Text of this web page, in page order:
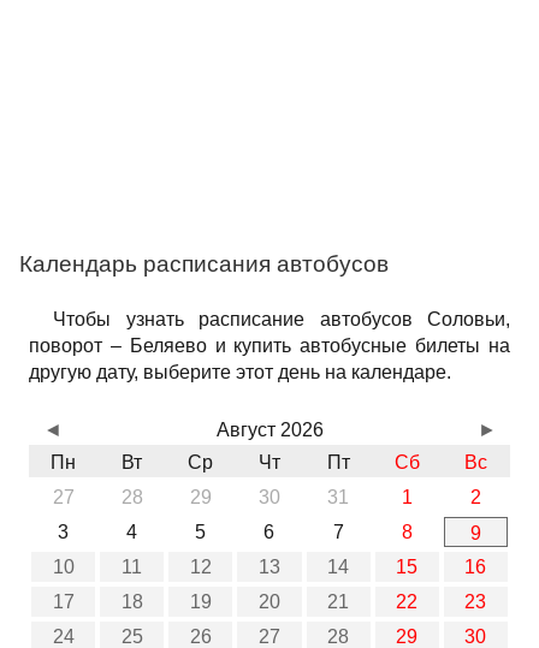
Календарь расписания автобусов
Чтобы узнать расписание автобусов Соловьи,
поворот – Беляево и купить автобусные билеты на
другую дату, выберите этот день на календаре.
Август 2026
Пн
Вт Ср Чт Пт Сб
Вс
27
28 29 30 31 1
2
3
4 5 6 7 8
9
10
11 12 13 14 15
16
17
18 19 20 21 22
23
24
25 26 27 28 29
30
◄ ►